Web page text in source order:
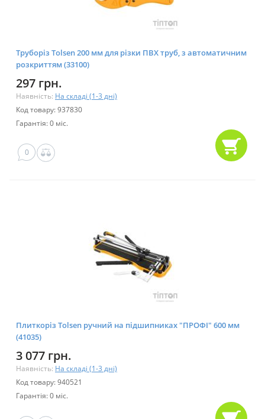
Труборіз Tolsen 200 мм для різки ПВХ труб, з автоматичним
розкриттям (33100)
297 грн.
Наявність: На складі (1-3 дні)
Код товару: 937830
Гарантія: 0 міс.
0
Плиткоріз Tolsen ручний на підшипниках "ПРОФІ" 600 мм
(41035)
3 077 грн.
Наявність: На складі (1-3 дні)
Код товару: 940521
Гарантія: 0 міс.